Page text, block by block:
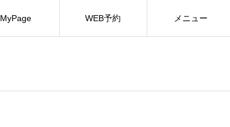
MyPage WEB予約 メニュー